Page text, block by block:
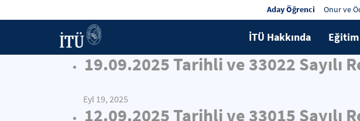
Aday Öğrenci Onur ve
İTÜ Hakkında Eğitim
19.09.2025 Tarihli ve 33022 Sayılı
Eyl 19, 2025
12.09.2025 Tarihli ve 33015 Sayılı